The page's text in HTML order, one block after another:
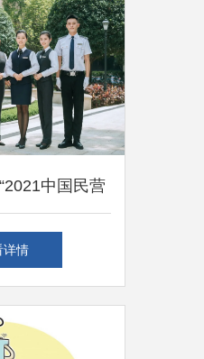
中国民营
强”第31位，
详情